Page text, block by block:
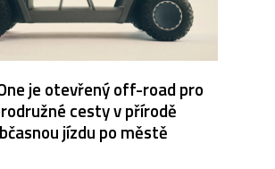
je otevřený off-road pro
cesty v přírodě
jízdu po městě